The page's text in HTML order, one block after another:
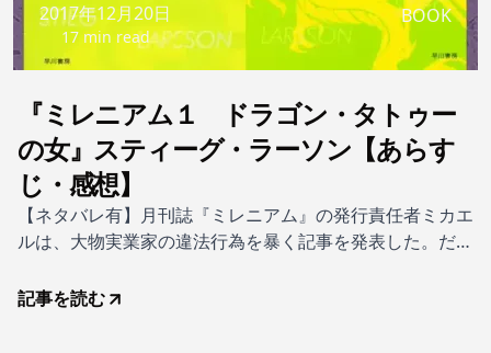
2017年12月20日
17 min read
BOOK
『ミレニアム１ ドラゴン・タトゥー
の女』スティーグ・ラーソン【あらす
じ・感想】
【ネタバレ有】月刊誌『ミレニアム』の発行責任者ミカエ
ルは、大物実業家の違法行為を暴く記事を発表した。だが
そんな折り、大企業グループの前会長ヘンリックから依頼
記事を読む